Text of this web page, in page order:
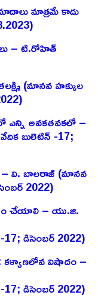
మాత్రమే కాదు
– టి.రోహిత్
(మానవ హక్కుల
ఎన్ని అవకతవకలో –
బులెటిన్ -17;
వి. బాలరాజ్‌ (మానవ
2022)
చేయాలి – యు.జి.
డిసెంబర్ 2022)
విషాదం –
డిసెంబర్ 2022)